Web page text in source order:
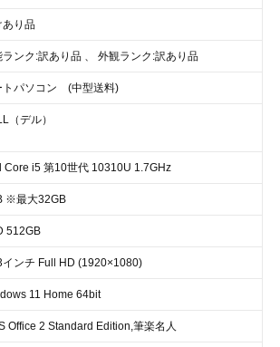
あり品
ランク:訳あり品 、 外観ランク:訳あり品
トパソコン (中型送料)
（デル）
Core i5 第10世代 10310U 1.7GHz
※最大32GB
512GB
インチ Full HD (1920×1080)
11 Home 64bit
Office 2 Standard Edition,筆楽名人